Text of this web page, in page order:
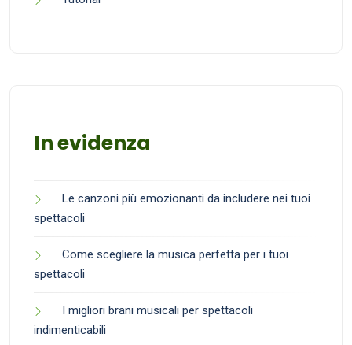
In evidenza
Le canzoni più emozionanti da includere nei tuoi
spettacoli
Come scegliere la musica perfetta per i tuoi
spettacoli
I migliori brani musicali per spettacoli
indimenticabili